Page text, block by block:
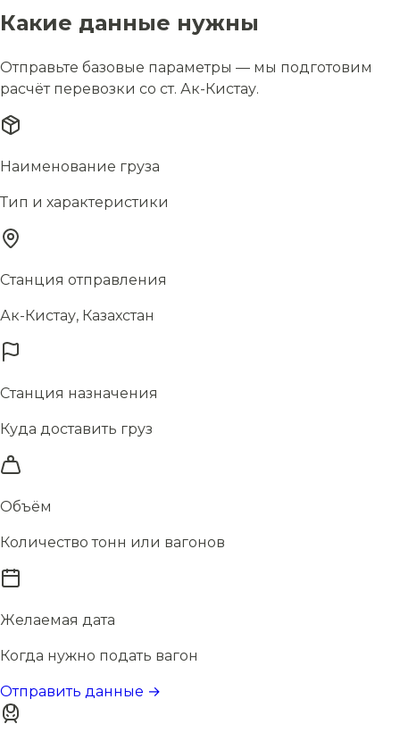
Какие данные нужны
Отправьте базовые параметры — мы подготовим
расчёт перевозки со ст. Ак-Кистау.
Наименование груза
Тип и характеристики
Станция отправления
Ак-Кистау, Казахстан
Станция назначения
Куда доставить груз
Объём
Количество тонн или вагонов
Желаемая дата
Когда нужно подать вагон
Отправить данные →